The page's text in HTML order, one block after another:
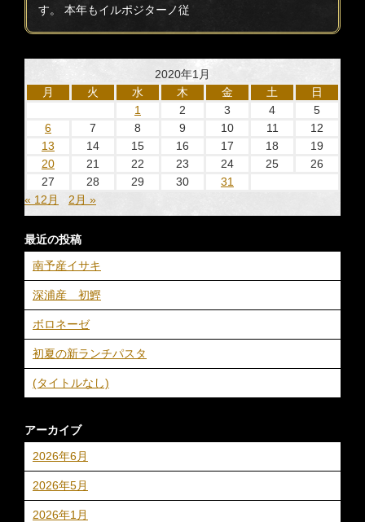
す。 本年もイルポジターノ従
2020年1月
月
火 水 木 金 土
日
1
2 3 4
5
6
7 8 9 10 11
12
13
14 15 16 17 18
19
20
21 22 23 24 25
26
27
28 29 30
31
« 12月
2月 »
最近の投稿
南予産イサキ
深浦産 初鰹
ボロネーゼ
初夏の新ランチパスタ
(タイトルなし)
アーカイブ
2026年6月
2026年5月
2026年1月